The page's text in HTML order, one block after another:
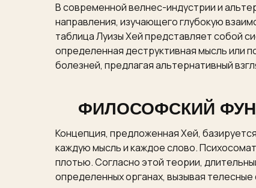
В современной велнес-индустрии и
направления, изучающего глубокую
таблица Луизы Хей представляет собой
определенная деструктивная мысль или
болезней, предлагая альтернативный
ФИЛОСОФСКИЙ
Концепция, предложенная Хей,
каждую мысль и каждое слово.
плотью. Согласно этой теории,
определенных органах, вызывая